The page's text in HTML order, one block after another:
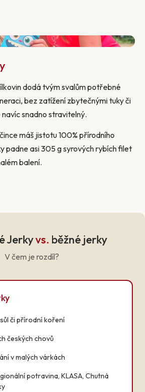
dodá tvým svalům potřebné
bez zatížení zbytečnými tuky či
snadno stravitelný.
máš jistotu 100% přírodního
padne asi 305 g syrových rybích filet
balení.
Jerkyvs. běžné jerky
V čem je rozdíl?
či přírodní koření
českých chovů
v malých várkách
potravina, KLASA, Chutná